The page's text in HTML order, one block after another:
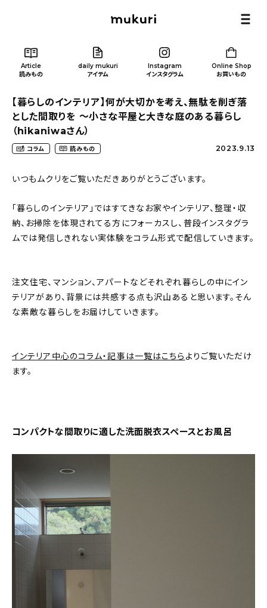
Article
読みもの
daily mukuri
アイテム
Instagram
インスタグラム
Online Shop
お買いもの
新着記事
おすすめの記事
コラム
キッチン
暮らし
daily mukuri
カテゴリー一覧
新着記事
【暮らしのインテリア】何が大切かを考え、無駄を削ぎ落
とした間取りを 〜小さな平屋と大きな庭のある暮らし
（hikaniwaさん）
コラム 読みもの 2023.9.13
いつもムクリをご覧いただきありがとうございます。
「暮らしのインテリア」ではすてきなお家やインテリア、整理・収
納、お掃除を体現されてる方にフォーカスし、普段インスタグラ
ムでは発信しきれない実体験をコラム形式で配信していきます。
注文住宅、マンション、アパートなどそれぞれ暮らしの中にイン
テリアがあり、背景には共感する点も沢山あると思います。そん
な素敵な暮らしをお届けしていきます。
インテリア中心のコラム・記事は一覧はこちら よりご覧いただけ
ます。
コンパクトな間取りに適した洗面脱衣スペースとお風呂